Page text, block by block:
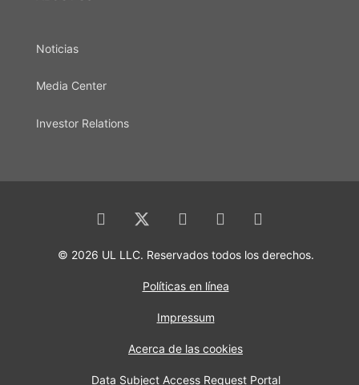
Noticias
Media Center
Investor Relations
© 2026 UL LLC. Reservados todos los derechos.
Políticas en línea
Impressum
Acerca de las cookies
Data Subject Access Request Portal